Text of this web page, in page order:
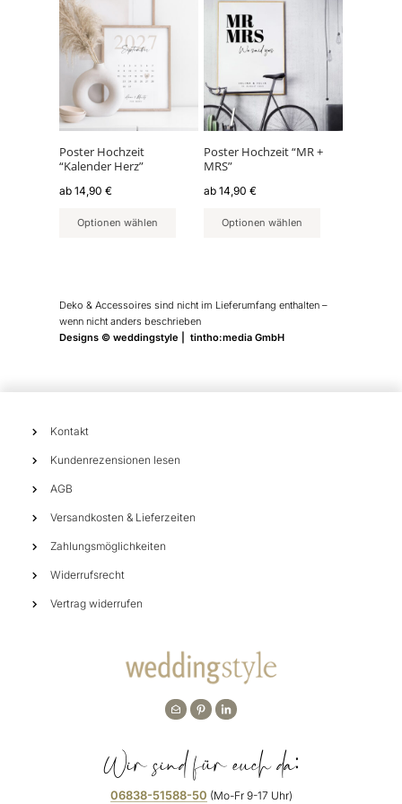
Poster Hochzeit
“Kalender Herz”
ab 14,90 €
Optionen wählen
Produkt
weist
mehrere
Varianten
Die
Optionen
können
auf
der
gewählt
Poster Hochzeit “MR +
MRS”
ab14,90€
Optionen wählen
Produkt
weist
mehrere
auf.
Die
Optionen
können
auf
der
gewählt
Deko & Accessoires sind nicht im Lieferumfang enthalten –
wenn nicht anders beschrieben
Designs © weddingstyle | tintho:media GmbH
Kontakt
Kundenrezensionen lesen
AGB
Versandkosten & Lieferzeiten
Zahlungsmöglichkeiten
Widerrufsrecht
Vertrag widerrufen
Wir sind für euch da:
06838-51588-50 (Mo-Fr 9-17 Uhr)